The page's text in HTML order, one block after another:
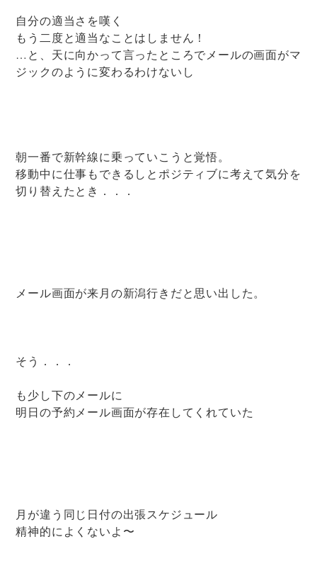
自分の適当さを嘆く
もう二度と適当なことはしません！
…と、天に向かって言ったところでメールの画面がマ
ジックのように変わるわけないし
朝一番で新幹線に乗っていこうと覚悟。
移動中に仕事もできるしとポジティブに考えて気分を
切り替えたとき．．．
メール画面が来月の新潟行きだと思い出した。
そう．．．
も少し下のメールに
明日の予約メール画面が存在してくれていた
月が違う同じ日付の出張スケジュール
精神的によくないよ〜